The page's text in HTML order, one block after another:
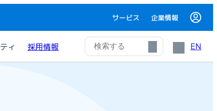
サービス 企業情報
ィ 採用情報 EN